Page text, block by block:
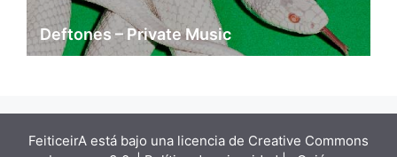
Deftones – Private Music
FeiticeirA está bajo una licencia de Creative Commons